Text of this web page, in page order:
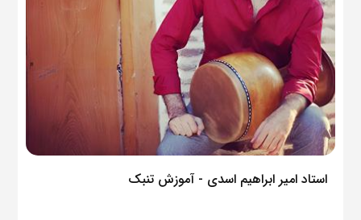
استاد امیر ابراهیم اسدی - آموزش تنبک